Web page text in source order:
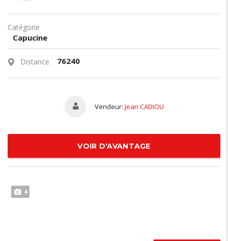
Catégorie
Capucine
Distance 76240
Vendeur: Jean CADIOU
VOIR D'AVANTAGE
4